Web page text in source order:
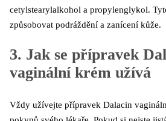
cetylstearylalkohol a propylenglykol.
způsobovat podráždění a zanícení kůže.
3. Jak se přípravek
vaginální krém užívá
Vždy užívejte přípravek Dalacin